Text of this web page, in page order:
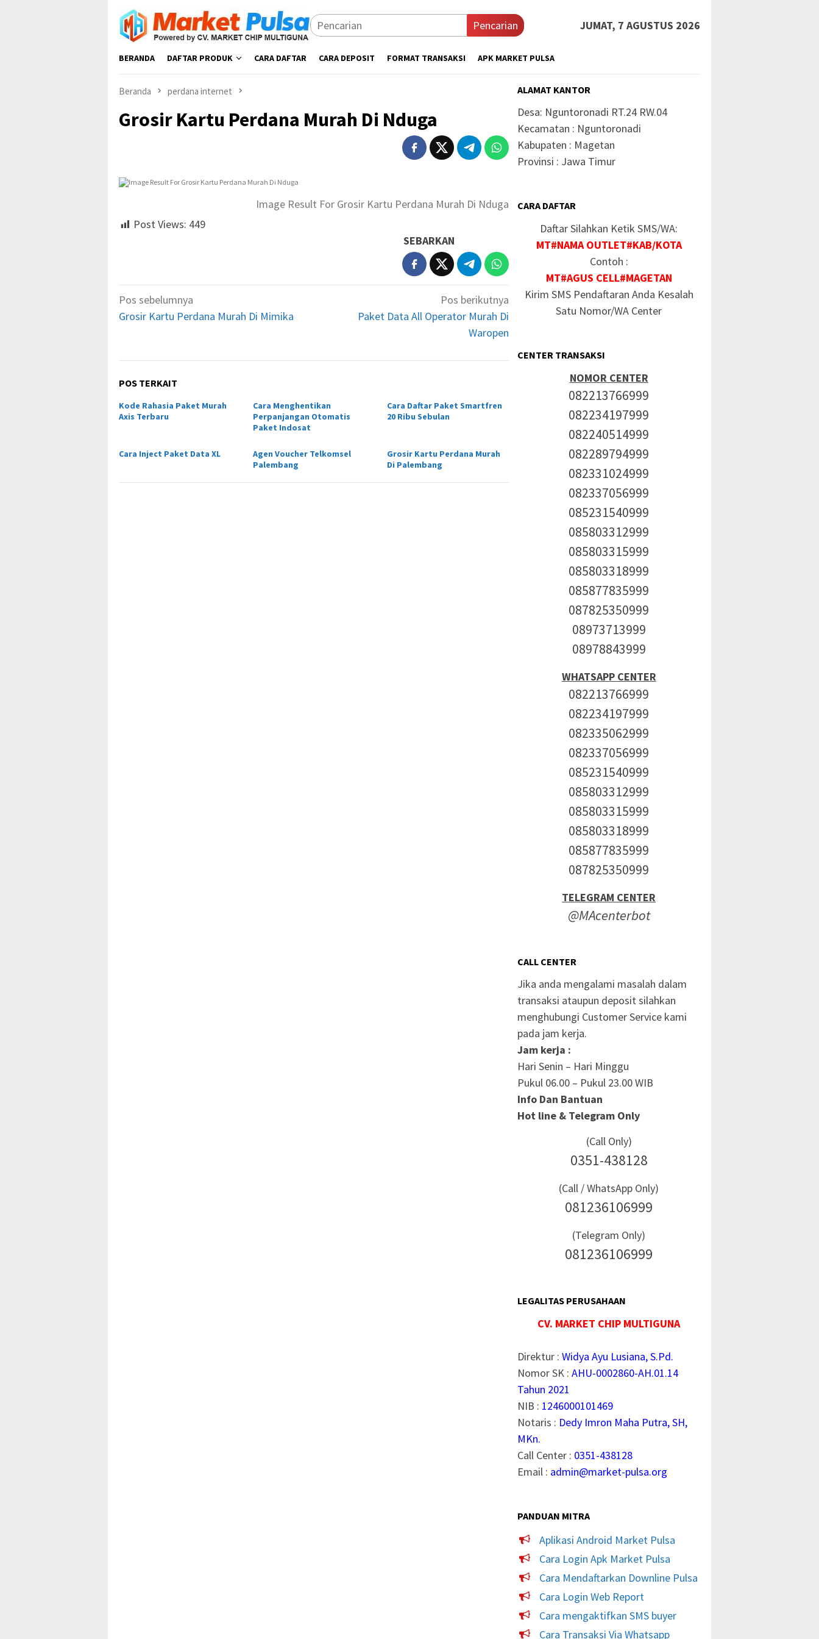
Loncat
konten
Pencarian JUMAT, 7 AGUSTUS 2026
BERANDA DAFTAR PRODUK CARA DAFTAR CARA DEPOSIT FORMAT TRANSAKSI APK MARKET PULSA
Beranda perdana internet
Grosir Kartu Perdana Murah Di Nduga
Image Result For Grosir Kartu Perdana Murah Di Nduga
Post Views: 449
SEBARKAN
Navigasi
pos
Pos sebelumnya
Grosir Kartu Perdana Murah Di Mimika
Pos berikutnya
Paket Data All Operator Murah Di
Waropen
POS TERKAIT
Kode Rahasia Paket Murah
Axis Terbaru
Cara Menghentikan
Perpanjangan Otomatis
Paket Indosat
Cara Daftar Paket Smartfren
20 Ribu Sebulan
Cara Inject Paket Data XL
Agen Voucher Telkomsel
Palembang
Grosir Kartu Perdana Murah
Di Palembang
ALAMAT KANTOR
Desa: Nguntoronadi RT.24 RW.04
Kecamatan : Nguntoronadi
Kabupaten : Magetan
Provinsi : Jawa Timur
CARA DAFTAR
Daftar Silahkan Ketik SMS/WA:
MT#NAMA OUTLET#KAB/KOTA
Contoh :
MT#AGUS CELL#MAGETAN
Kirim SMS Pendaftaran Anda Kesalah
Satu Nomor/WA Center
CENTER TRANSAKSI
NOMOR CENTER
082213766999
082234197999
082240514999
082289794999
082331024999
082337056999
085231540999
085803312999
085803315999
085803318999
085877835999
087825350999
08973713999
08978843999
WHATSAPP CENTER
082213766999
082234197999
082335062999
082337056999
085231540999
085803312999
085803315999
085803318999
085877835999
087825350999
TELEGRAM CENTER
@MAcenterbot
CALL CENTER
Jika anda mengalami masalah dalam
transaksi ataupun deposit silahkan
menghubungi Customer Service kami
pada jam kerja.
Jam kerja :
Hari Senin – Hari Minggu
Pukul 06.00 – Pukul 23.00 WIB
Info Dan Bantuan
Hot line & Telegram Only
(Call Only)
0351-438128
(Call / WhatsApp Only)
081236106999
(Telegram Only)
081236106999
LEGALITAS PERUSAHAAN
CV. MARKET CHIP MULTIGUNA
Direktur :Widya Ayu Lusiana, S.Pd.
Nomor SK :AHU-0002860-AH.01.14
Tahun 2021
NIB : 1246000101469
Notaris : Dedy Imron Maha Putra, SH,
MKn.
Call Center : 0351-438128
Email : admin@market-pulsa.org
PANDUAN MITRA
Aplikasi Android Market Pulsa
Cara Login Apk Market Pulsa
Cara Mendaftarkan Downline Pulsa
Cara Login Web Report
Cara mengaktifkan SMS buyer
Cara Transaksi Via Whatsapp